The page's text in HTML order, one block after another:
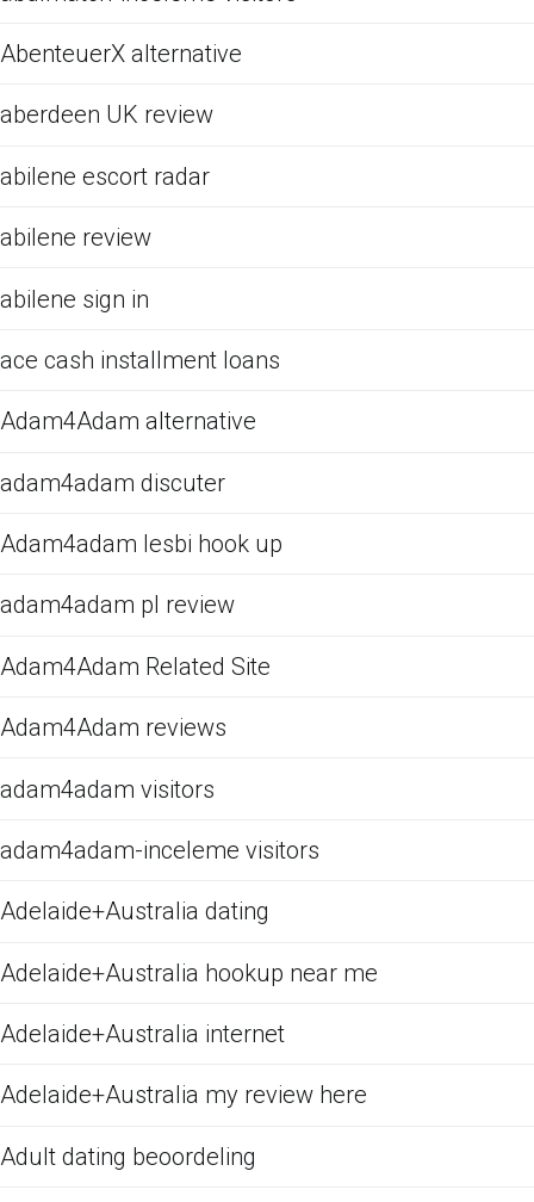
AbenteuerX alternative
aberdeen UK review
abilene escort radar
abilene review
abilene sign in
ace cash installment loans
Adam4Adam alternative
adam4adam discuter
Adam4adam lesbi hook up
adam4adam pl review
Adam4Adam Related Site
Adam4Adam reviews
adam4adam visitors
adam4adam-inceleme visitors
Adelaide+Australia dating
Adelaide+Australia hookup near me
Adelaide+Australia internet
Adelaide+Australia my review here
Adult dating beoordeling